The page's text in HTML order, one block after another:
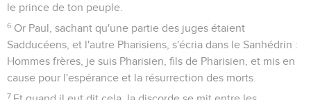
le prince de ton peuple.
6 Or Paul, sachant qu'une partie des juges étaient
Sadducéens, et l'autre Pharisiens, s'écria dans le Sanhédrin :
Hommes frères, je suis Pharisien, fils de Pharisien, et mis en
cause pour l'espérance et la résurrection des morts.
7